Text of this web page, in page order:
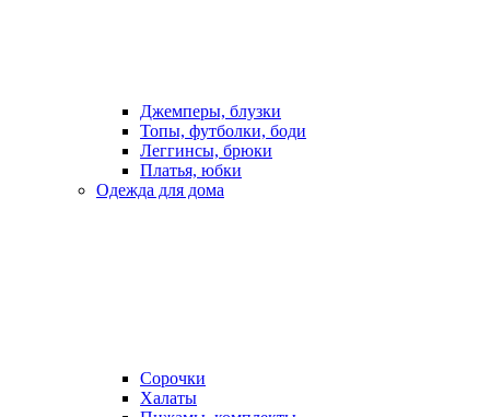
Джемперы, блузки
Топы, футболки, боди
Леггинсы, брюки
Платья, юбки
Одежда для дома
Сорочки
Халаты